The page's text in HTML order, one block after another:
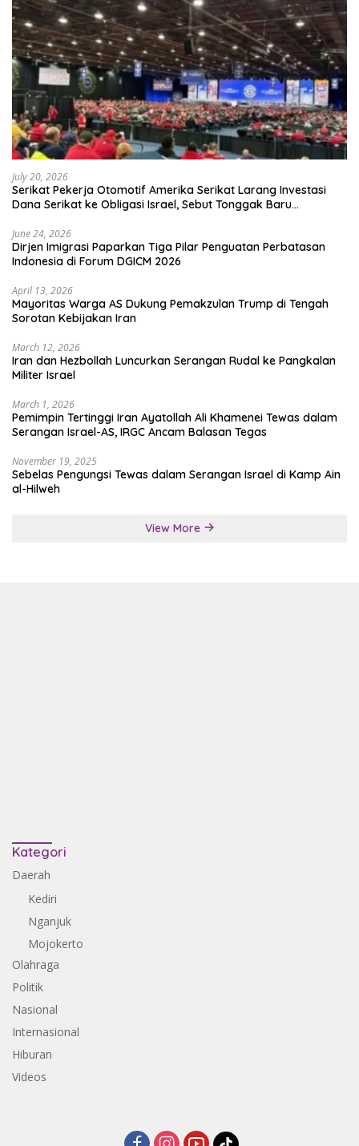
July 20, 2026
Serikat Pekerja Otomotif Amerika Serikat Larang Investasi
Dana Serikat ke Obligasi Israel, Sebut Tonggak Baru
June 24, 2026
Dirjen Imigrasi Paparkan Tiga Pilar Penguatan Perbatasan
Indonesia di Forum DGICM 2026
April 13, 2026
Mayoritas Warga AS Dukung Pemakzulan Trump di Tengah
Sorotan Kebijakan Iran
March 12, 2026
Iran dan Hezbollah Luncurkan Serangan Rudal ke Pangkalan
Militer Israel
March 1, 2026
Pemimpin Tertinggi Iran Ayatollah Ali Khamenei Tewas dalam
Serangan Israel-AS, IRGC Ancam Balasan Tegas
November 19, 2025
Sebelas Pengungsi Tewas dalam Serangan Israel di Kamp Ain
al-Hilweh
View More
Kategori
Daerah
Kediri
Nganjuk
Mojokerto
Olahraga
Politik
Nasional
Internasional
Hiburan
Videos